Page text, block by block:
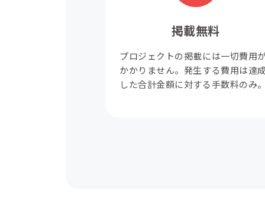
掲載無料
プロジェクトの掲載には一切費用
かかりません。発生する費用は達
した合計金額に対する手数料のみ